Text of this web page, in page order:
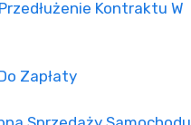
Kontraktu W
Zapłaty